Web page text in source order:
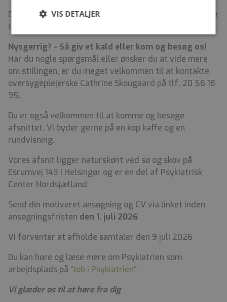
Du skal forvente arbejdsweekend hver anden eller hver
tredje weekend.
Nysgerrig? - Så giv et kald eller kom og besøg os!
Har du nogle spørgsmål eller ønsker du at vide mere
om stillingen, er du meget velkommen til at kontakte
oversygeplejerske Cathrine Skougaard på tlf. 20 56 18
95.
Du er også velkommen til at komme og besøge
afsnittet. Vi byder gerne på en kop kaffe og en
rundvisning.
Vores afsnit ligger naturskønt ved sø og skov på
Esrumvej 143 i Helsingør og er en del af Psykiatrisk
Center Nordsjælland.
Send din motiveret ansøgning og CV via linket inden
ansøgningsfristen den 1. juli 2026
Vi forventer at afholde samtaler den 9 juli 2026
Du kan høre og læse mere om Psykiatrien som
arbejdsplads på "Job i Psykiatrien".
Vi glæder os til at høre fra dig
VIS DETALJER